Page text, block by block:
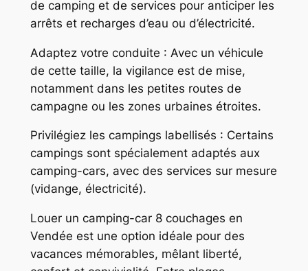
de camping et de services pour anticiper les
arrêts et recharges d’eau ou d’électricité.
Adaptez votre conduite : Avec un véhicule
de cette taille, la vigilance est de mise,
notamment dans les petites routes de
campagne ou les zones urbaines étroites.
Privilégiez les campings labellisés : Certains
campings sont spécialement adaptés aux
camping-cars, avec des services sur mesure
(vidange, électricité).
Louer un camping-car 8 couchages en
Vendée est une option idéale pour des
vacances mémorables, mêlant liberté,